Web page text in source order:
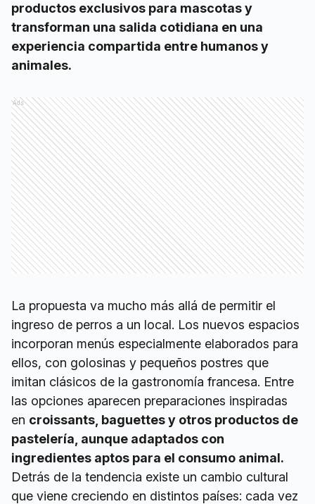
productos exclusivos para mascotas y
transforman una salida cotidiana en una
experiencia compartida entre humanos y
animales.
Ads
La propuesta va mucho más allá de permitir el
ingreso de perros a un local. Los nuevos espacios
incorporan menús especialmente elaborados para
ellos, con golosinas y pequeños postres que
imitan clásicos de la gastronomía francesa. Entre
las opciones aparecen preparaciones inspiradas
en croissants, baguettes y otros productos de
pastelería, aunque adaptados con
ingredientes aptos para el consumo animal.
Detrás de la tendencia existe un cambio cultural
que viene creciendo en distintos países: cada vez